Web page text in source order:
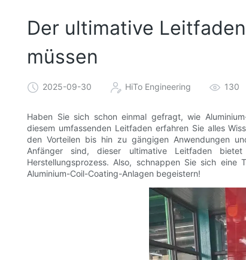
Der ultimative
müssen
2025-09-30 HiTo Engineering 130
Haben Sie sich schon einmal gefragt, wie
diesem umfassenden Leitfaden erfahren Sie alles
den Vorteilen bis hin zu gängigen Anwendungen
Anfänger sind, dieser ultimative Leitfaden
Herstellungsprozess. Also, schnappen Sie sich
Aluminium-Coil-Coating-Anlagen begeistern!